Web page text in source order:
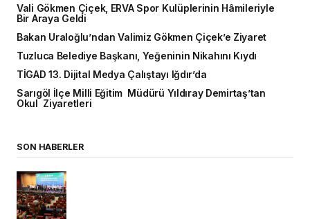
Vali Gökmen Çiçek, ERVA Spor Kulüplerinin Hâmileriyle
Bir Araya Geldi
Bakan Uraloğlu’ndan Valimiz Gökmen Çiçek’e Ziyaret
Tuzluca Belediye Başkanı, Yeğeninin Nikahını Kıydı
TİGAD 13. Dijital Medya Çalıştayı Iğdır’da
Sarıgöl İlçe Milli Eğitim Müdürü Yıldıray Demirtaş’tan
Okul Ziyaretleri
SON HABERLER